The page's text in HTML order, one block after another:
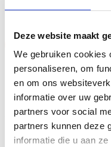
Deze website maakt
We gebruiken cookies
personaliseren, om
en om ons
informatie over uw
partners voor social
partners kunnen deze
informatie die u aan
aan